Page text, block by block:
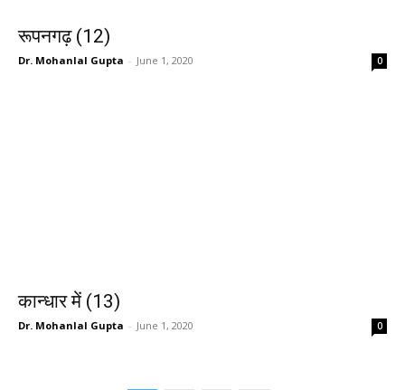
रूपनगढ़ (12)
Dr. Mohanlal Gupta - June 1, 2020 0
कान्धार में (13)
Dr. Mohanlal Gupta - June 1, 2020 0